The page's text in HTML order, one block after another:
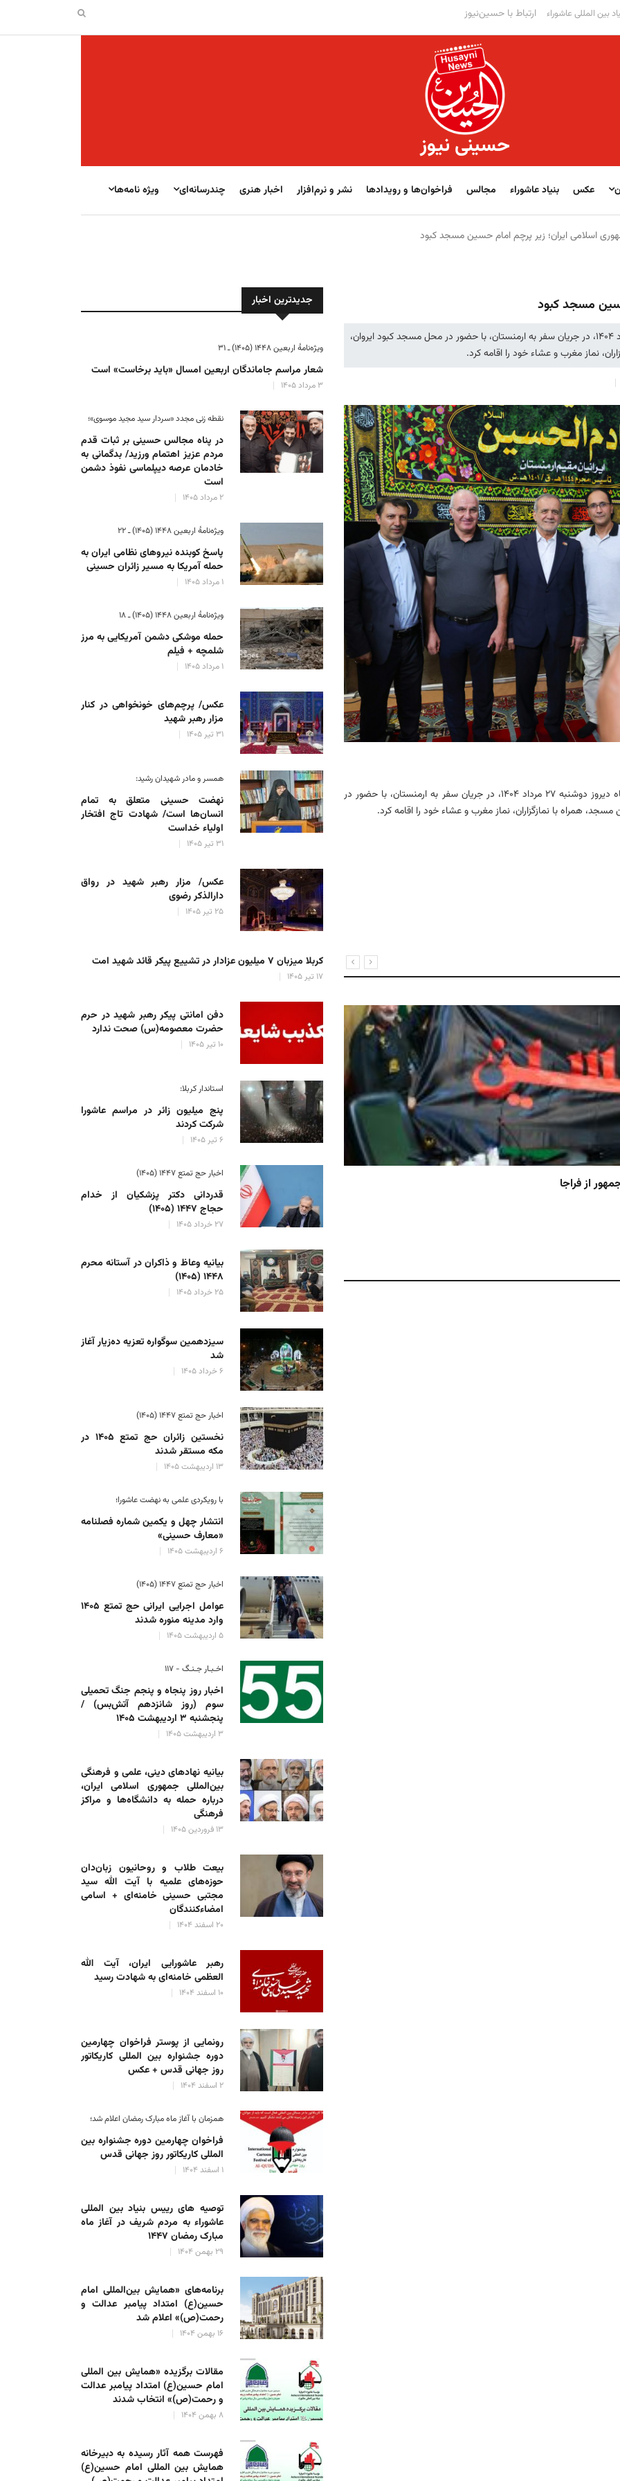
بین المللی عاشوراء ارتباط با حسین‌نیوز
حسینی نیوز
عکس بنیاد عاشوراء مجالس فراخوان‌‏‏‏ها و رویدادها نشر و نرم‌افزار اخبار هنری چندرسانه‌ای ویژه نامه‌ها
اسلامی ایران؛ زیر پرچم امام حسین مسجد کبود
مسجد کبود
رییس جمهوری اسلامی ایران، شامگاه دیروز دوشنبه ۲۷ مرداد ۱۴۰۴، در جریان سفر به ارمنستان، با حضور در محل مسجد کبود ایروان،
نماز مغرب و عشاء خود را اقامه کرد.
دکتر «مسعود پزشکیان» رییس جمهوری اسلامی ایران، شامگاه دیروز دوشنبه ۲۷ مرداد ۱۴۰۴، در جریان سفر به ارمنستان، با حضور در
همراه با نمازگزاران، نماز مغرب و عشاء خود را اقامه کرد.
حضور رییس جمهوری در مسیر پیاده روی زائران به سمت مشهد مقدس
سید علی رضا حسینی
جدیدترین اخبار
ویژه‌نامهٔ اربعین ۱۴۴۸ (۱۴۰۵) ـ ۳۱
شعار مراسم جاماندگان اربعین امسال «باید برخاست» است
۳ مرداد ۱۴۰۵
نقطه زنی مجدد «سردار سید مجید موسوی»؛
در پناه مجالس حسینی بر ثبات‌ قدم
مردم عزیز اهتمام ورزید/ بدگمانی به
خادمان عرصه دیپلماسی نفوذ دشمن
است
۲ مرداد ۱۴۰۵
ویژه‌نامهٔ اربعین ۱۴۴۸ (۱۴۰۵) ـ ۲۲
پاسخ کوبنده نیروهای نظامی ایران به
حمله آمریکا به مسیر زائران حسینی
۱ مرداد ۱۴۰۵
ویژه‌نامهٔ اربعین ۱۴۴۸ (۱۴۰۵) ـ ۱۸
حمله موشکی دشمن آمریکایی به مرز
شلمچه + فیلم
۱ مرداد ۱۴۰۵
عکس/ پرچم‌های خونخواهی در کنار
مزار رهبر شهید
۳۱ تیر ۱۴۰۵
همسر و مادر شهیدان رشید:
نهضت حسینی متعلق به تمام
انسان‌ها است/ شهادت تاج افتخار
اولیاء خداست
۳۱ تیر ۱۴۰۵
عکس/ مزار رهبر شهید در رواق
دارالذکر رضوی
۲۵ تیر ۱۴۰۵
کربلا میزبان ۷ میلیون عزادار در تشییع پیکر قائد شهید امت
۱۷ تیر ۱۴۰۵
دفن امانتی پیکر رهبر شهید در حرم
حضرت معصومه(س) صحت ندارد
۱۰ تیر ۱۴۰۵
استاندار کربلا:
پنج میلیون زائر در مراسم عاشورا
شرکت کردند
۶ تیر ۱۴۰۵
اخبار حج تمتع ۱۴۴۷ (۱۴۰۵)
قدردانی دکتر پزشکیان از خدام
حجاج ۱۴۴۷ (۱۴۰۵)
۲۷ خرداد ۱۴۰۵
بیانیه وعاظ و ذاکران در آستانه محرم
۱۴۴۸ (۱۴۰۵)
۲۵ خرداد ۱۴۰۵
سیزدهمین سوگواره تعزیه ده‌زیار آغاز
شد
۶ خرداد ۱۴۰۵
اخبار حج تمتع ۱۴۴۷ (۱۴۰۵)
نخستین زائران حج تمتع ۱۴۰۵ در
مکه مستقر شدند
۱۳ اردیبهشت ۱۴۰۵
با رویکردی علمی به نهضت عاشورا؛
انتشار چهل و یکمین شماره فصلنامه
«معارف حسینی»
۶ اردیبهشت ۱۴۰۵
اخبار حج تمتع ۱۴۴۷ (۱۴۰۵)
عوامل اجرایی ایرانی حج تمتع ۱۴۰۵
وارد مدینه منوره ‌شدند
۵ اردیبهشت ۱۴۰۵
اخـبـار جـنـگ - ۱۱۷
اخبار روز پنجاه و پنجم جنگ تحمیلی
سوم (روز شانزدهم آتش‌بس) /
پنجشنبه ۳ اردیبهشت ۱۴۰۵
۳ اردیبهشت ۱۴۰۵
بیانیه نهادهای دینی، علمی و فرهنگی
بین‌المللی جمهوری اسلامی ایران،
درباره حمله به دانشگاه‌ها و مراکز
فرهنگی
۱۳ فروردین ۱۴۰۵
بیعت طلاب و روحانیون زبان‌دان
حوزه‌های علمیه با آیت الله سید
مجتبی حسینی خامنه‌ای + اسامی
امضاءکنندگان
۲۰ اسفند ۱۴۰۴
رهبر عاشورایی ایران، آیت الله
العظمی خامنه‌ای به شهادت رسید
۱۰ اسفند ۱۴۰۴
رونمایی از پوستر فراخوان چهارمین
دوره جشنواره بین المللی کاریکاتور
روز جهانی قدس + عکس
۲ اسفند ۱۴۰۴
همزمان با آغاز ماه مبارک رمضان اعلام شد؛
فراخوان چهارمین دوره جشنواره بین
المللی کاریکاتور روز جهانی قدس
۱ اسفند ۱۴۰۴
توصیه های رییس بنیاد بین المللی
عاشوراء به مردم شریف در آغاز ماه
مبارک رمضان ۱۴۴۷
۲۹ بهمن ۱۴۰۴
برنامه‌های «همایش بین‌المللی امام
حسین(ع) امتداد پیامبر عدالت و
رحمت(ص)» اعلام شد
۱۶ بهمن ۱۴۰۴
مقالات برگزیده «همایش بین المللی
امام حسین(ع) امتداد پیامبر عدالت
و رحمت(ص)» انتخاب شدند
۸ بهمن ۱۴۰۴
فهرست همه آثار رسیده به دبیرخانه
همایش بین المللی امام حسین(ع)